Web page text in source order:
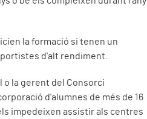
la formació si tenen un
d'alt rendiment.
la gerent del Consorci
d'alumnes de més de 16
impedeixen assistir als centres